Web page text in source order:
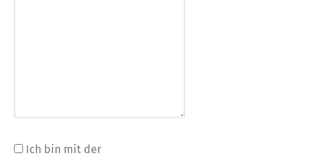
Ich bin mit der